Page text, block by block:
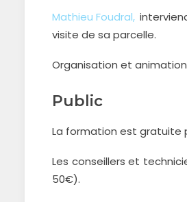
Mathieu Foudral,
visite de sa parcelle.
Organisation et animation
Public
La formation est gratuite
Les conseillers et
50€).